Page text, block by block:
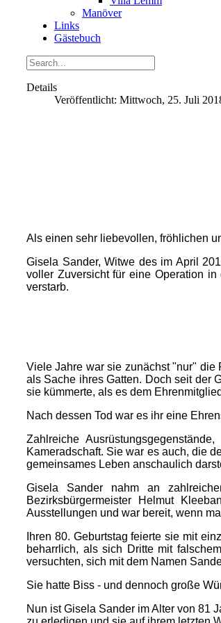
Manöver
Links
Gästebuch
Details
Veröffentlicht: Mittwoch, 25. Juli
Als einen sehr liebevollen, fröhlichen
Gisela Sander, Witwe des im April
voller Zuversicht für eine Operation
verstarb.
Viele Jahre war sie zunächst "nur" die
als Sache ihres Gatten. Doch seit der
sie kümmerte, als es dem
Nach dessen Tod war es ihr eine
Zahlreiche
Kameradschaft. Sie war es auch, die
gemeinsames Leben anschaulich
Gisela Sander nahm an
Bezirksbürgermeister Helmut
Ausstellungen und war bereit, wenn
Ihren 80. Geburtstag feierte sie mit
beharrlich, als sich Dritte mit
versuchten, sich mit dem Namen
Sie hatte Biss - und dennoch große
Nun ist Gisela Sander im Alter von 81